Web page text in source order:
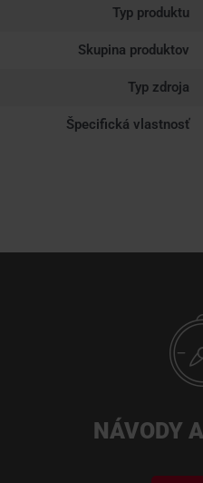
Typ produktu
Skupina produktov
Typ zdroja
Špecifická vlastnosť
NÁVODY